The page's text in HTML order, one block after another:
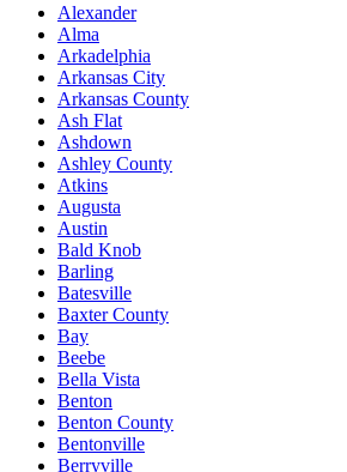
Alexander
Alma
Arkadelphia
Arkansas City
Arkansas County
Ash Flat
Ashdown
Ashley County
Atkins
Augusta
Austin
Bald Knob
Barling
Batesville
Baxter County
Bay
Beebe
Bella Vista
Benton
Benton County
Bentonville
Berryville